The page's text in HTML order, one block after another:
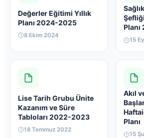
Değerler Eğitimi Yıllık
Planı 2024-2025
8 Ekim 2024
15
Lise Tarih Grubu Ünite
Kazanım ve Süre
Tabloları 2022-2023
18 Temmuz 2022
Akıl
Planı
15